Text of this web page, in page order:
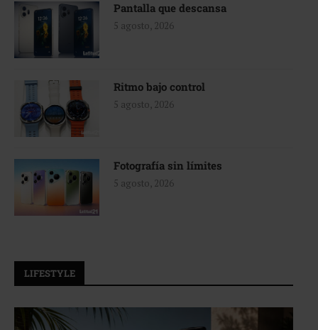
Pantalla que descansa
5 agosto, 2026
Ritmo bajo control
5 agosto, 2026
Fotografía sin límites
5 agosto, 2026
LIFESTYLE